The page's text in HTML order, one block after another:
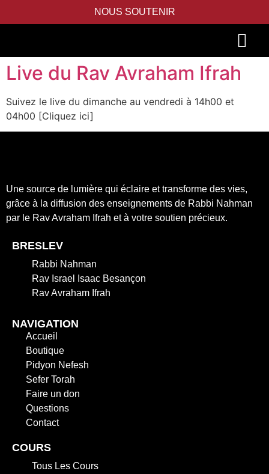
NOUS SOUTENIR
Live du Rav Avraham Ifrah
Suivez le live du dimanche au vendredi à 14h00 et
04h00 [Cliquez ici]
Une source de lumière qui éclaire et transforme des vies,
grâce à la diffusion des enseignements de Rabbi Nahman
par le Rav Avraham Ifrah et à votre soutien précieux.
BRESLEV
Rabbi Nahman
Rav Israel Isaac Besançon
Rav Avraham Ifrah
NAVIGATION
Accueil
Boutique
Pidyon Nefesh
Sefer Torah
Faire un don
Questions
Contact
COURS
Tous Les Cours